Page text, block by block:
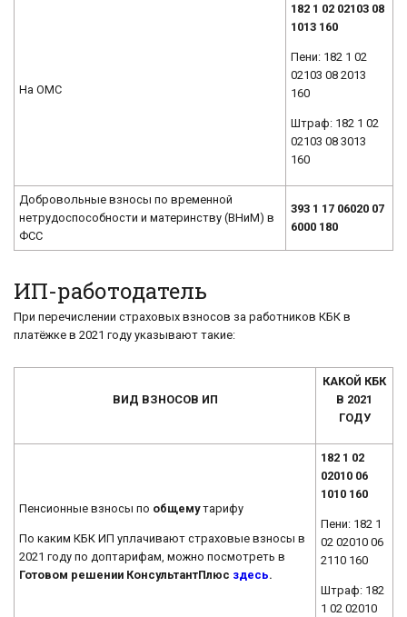
На ОМС
182 1 02 02103 08
1013 160
Пени: 182 1 02
02103 08 2013
160
Штраф: 182 1 02
02103 08 3013
160
Добровольные взносы по временной
нетрудоспособности и материнству (ВНиМ) в
ФСС
393 1 17 06020 07
6000 180
ИП-работодатель
При перечислении страховых взносов за работников КБК в
платёжке в 2021 году указывают такие:
ВИД ВЗНОСОВ ИП
КАКОЙ КБК
В 2021
ГОДУ
Пенсионные взносы по общемутарифу
По каким КБК ИП уплачивают страховые взносы в
2021 году по доптарифам, можно посмотреть в
Готовом решении КонсультантПлюс здесь.
182 1 02
02010 06
1010 160
Пени: 182 1
02 02010 06
2110 160
Штраф: 182
1 02 02010